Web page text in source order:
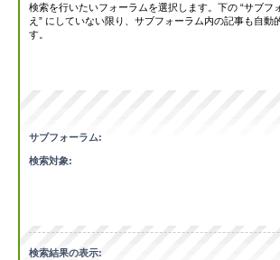
検索を行いたいフォーラムを選択します。下の “サブフ
え” にしていない限り、サブフォーラム内の記事も自動
す。
サブフォーラム:
検索対象:
検索結果の表示: